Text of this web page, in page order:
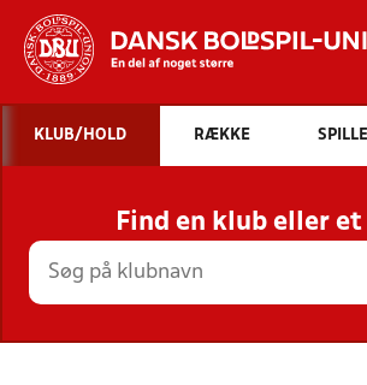
Hvad
INDHOLD
STILLINGER, RESULTATER,
HOLD
KLUB/HOLD RÆKKE
Find en klub eller et